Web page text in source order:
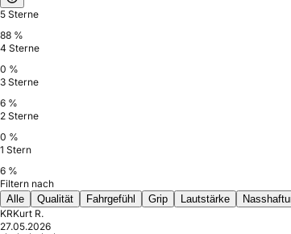
5 Sterne
88 %
4 Sterne
0 %
3 Sterne
6 %
2 Sterne
0 %
1 Stern
6 %
Filtern nach
Alle
Qualität Fahrgefühl Grip Lautstärke
KRKurt R.
27.05.2026